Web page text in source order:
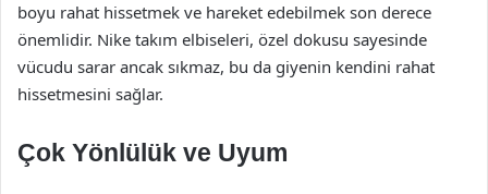
boyu rahat hissetmek ve hareket edebilmek son derece
önemlidir. Nike takım elbiseleri, özel dokusu sayesinde
vücudu sarar ancak sıkmaz, bu da giyenin kendini rahat
hissetmesini sağlar.
Çok Yönlülük ve Uyum